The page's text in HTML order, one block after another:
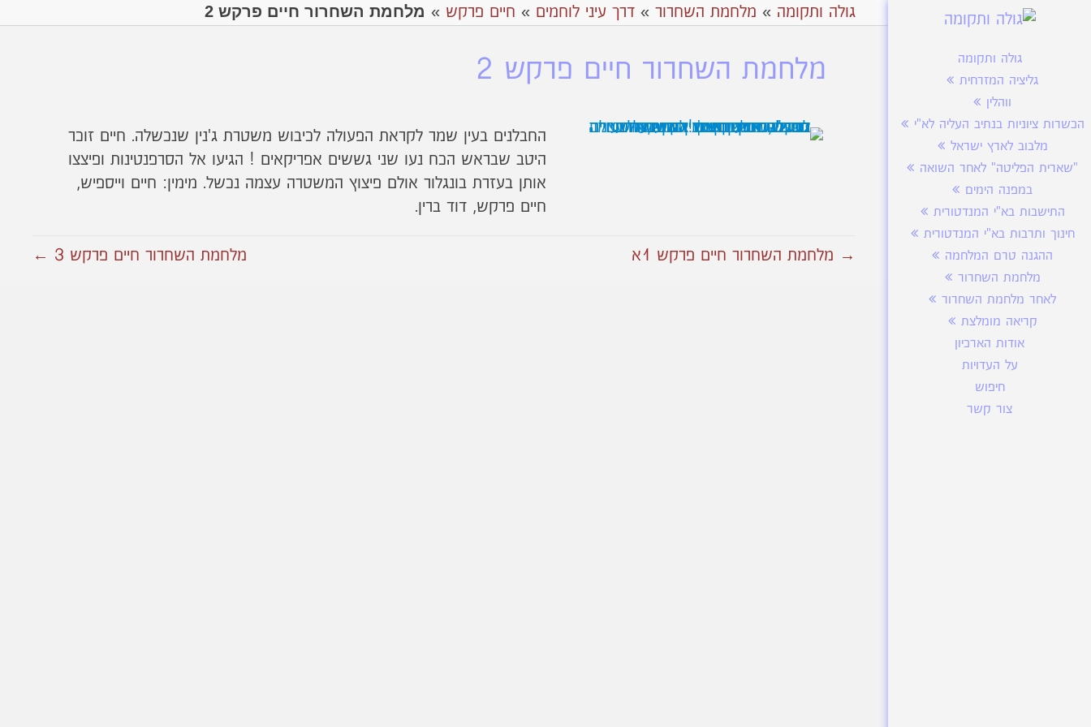
גולה ותקומה
גליציה המזרחית
ווהלין
הכשרות ציוניות בנתיב העליה לא"י
מלבוב לארץ ישראל
"שארית הפליטה" לאחר השואה
במפנה הימים
התישבות בא"י המנדטורית
חינוך ותרבות בא"י המנדטורית
ההגנה טרם המלחמה
מלחמת השחרור
לאחר מלחמת השחרור
קריאה מומלצת
אודות הארכיון
על העדויות
חיפוש
צור קשר
גולה ותקומה » מלחמת השחרור » דרך עיני לוחמים » חיים פרקש » מלחמת השחרור חיים פרקש 2
מלחמת השחרור חיים פרקש 2
החבלנים בעין שמר לקראת הפעולה לכיבוש משטרת ג'נין שנכשלה. חיים זוכר
היטב שבראש הכח נעו שני גששים אפריקאים ! הגיעו אל הסרפנטינות ופיצצו
אותן בעזרת בונגלור אולם פיצוץ המשטרה עצמה נכשל. מימין: חיים וייספיש,
חיים פרקש, דוד ברין.
→ מלחמת השחרור חיים פרקש 1א מלחמת השחרור חיים פרקש 3 ←